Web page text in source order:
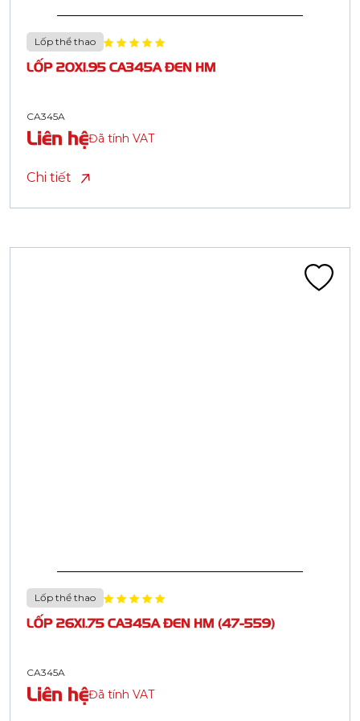
Lốp thể thao
LỐP 20X1.95 CA345A ĐEN HM
CA345A
Liên hệĐã tính VAT
Chi tiết
Lốp thể thao
LỐP 26X1.75 CA345A ĐEN HM (47-559)
CA345A
Liên hệĐã tính VAT